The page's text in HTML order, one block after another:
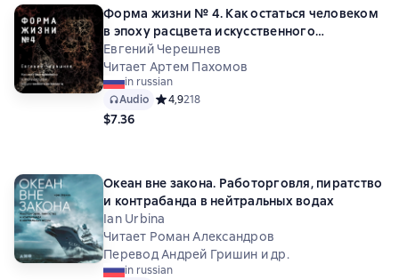
Форма жизни № 4. Как остаться человеком
в эпоху расцвета искусственного
интеллекта
Евгений Черешнев
Читает Артем Пахомов
in russian
Audio Средний рейтинг 4,9 на основе 218 оценок
4,9218
$7.36
Океан вне закона. Работорговля, пиратство
и контрабанда в нейтральных водах
Ian Urbina
Читает Роман Александров
Перевод Андрей Гришин и др.
in russian